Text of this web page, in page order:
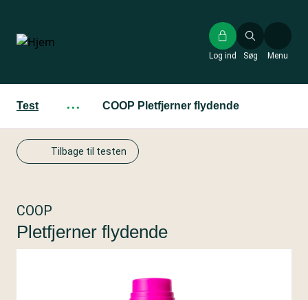
hovedindhold
Søg
Log ind Menu
Test ··· COOP Pletfjerner flydende
Tilbage til testen
COOP
Pletfjerner flydende